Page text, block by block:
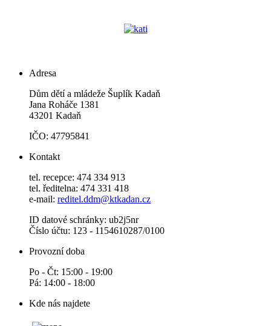
Adresa
Dům dětí a mládeže Šuplík Kadaň
Jana Roháče 1381
43201 Kadaň
IČO: 47795841
Kontakt
tel. recepce: 474 334 913
tel. ředitelna: 474 331 418
e-mail: reditel.ddm@ktkadan.cz
ID datové schránky: ub2j5nr
Číslo účtu: 123 - 1154610287/0100
Provozní doba
Po - Čt: 15:00 - 19:00
Pá: 14:00 - 18:00
Kde nás najdete